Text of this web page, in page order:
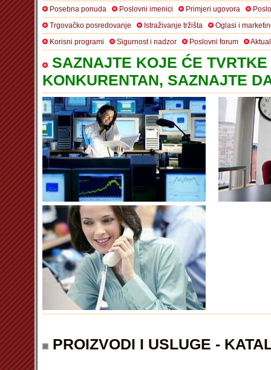
Posebna ponuda
Poslovni imenici Primjeri ugovora
Trgovačko posredovanje
Istraživanje tržišta
Oglasi i
Korisni programi
Sigurnost i nadzor Poslovni forum
SAZNAJTE KOJE ĆE
KONKURENTAN, SAZNAJTE
PROIZVODI I USLUGE -